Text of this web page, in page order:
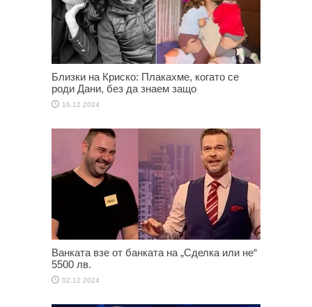
Близки на Криско: Плакахме, когато се
роди Дани, без да знаем защо
16.12.2024
Ванката взе от банката на „Сделка или не“
5500 лв.
02.12.2024